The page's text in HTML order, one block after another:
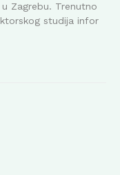
Zagrebu. Trenutno
studija infor